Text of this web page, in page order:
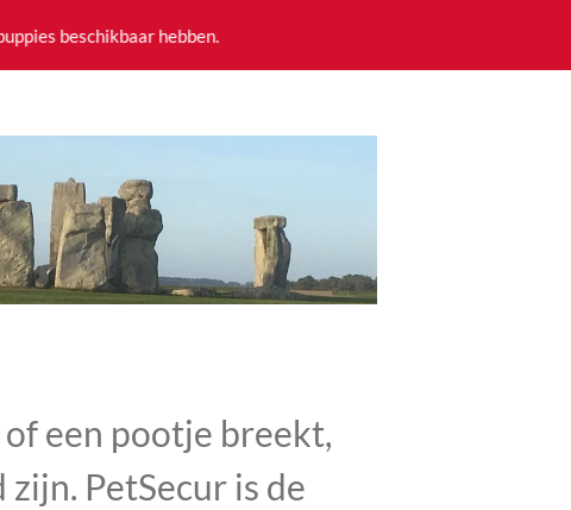
beschikbaar hebben.
een pootje breekt,
PetSecur is de